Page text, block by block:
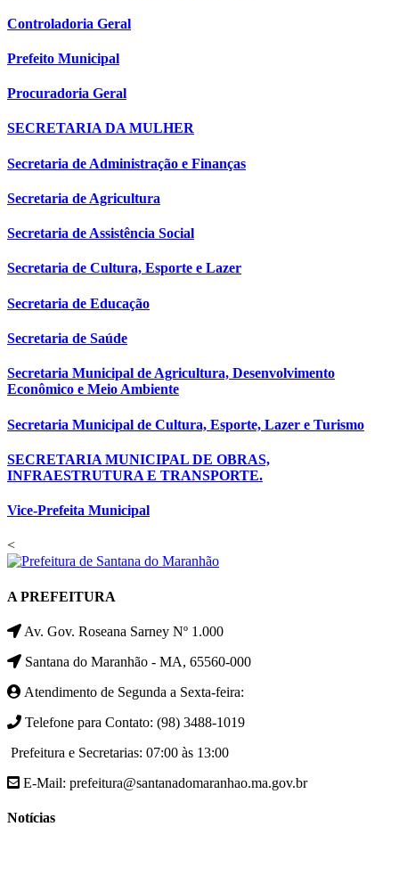
Controladoria Geral
Prefeito Municipal
Procuradoria Geral
SECRETARIA DA MULHER
Secretaria de Administração e Finanças
Secretaria de Agricultura
Secretaria de Assistência Social
Secretaria de Cultura, Esporte e Lazer
Secretaria de Educação
Secretaria de Saúde
Secretaria Municipal de Agricultura, Desenvolvimento
Econômico e Meio Ambiente
Secretaria Municipal de Cultura, Esporte, Lazer e Turismo
SECRETARIA MUNICIPAL DE OBRAS,
INFRAESTRUTURA E TRANSPORTE.
Vice-Prefeita Municipal
<
A PREFEITURA
Av. Gov. Roseana Sarney Nº 1.000
Santana do Maranhão - MA, 65560-000
Atendimento de Segunda a Sexta-feira:
Telefone para Contato: (98) 3488-1019
Prefeitura e Secretarias: 07:00 às 13:00
E-Mail: prefeitura@santanadomaranhao.ma.gov.br
Notícias